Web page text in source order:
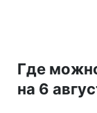
Где
на 6